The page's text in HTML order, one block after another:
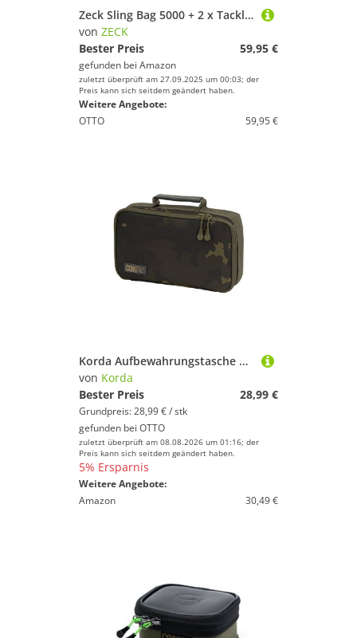
Zeck Sling Bag 5000 + 2 x Tackle Box WP M - Kunstködertasche für Wobbler & Gummifische, Angeltasche für Kunstköder, Tackletasche
von ZECK
Bester Preis
59,95 €
gefunden bei Amazon
zuletzt überprüft am 27.09.2025 um 00:03; der
Preis kann sich seitdem geändert haben.
Weitere Angebote:
OTTO
59,95 €
Korda Aufbewahrungstasche Korda Compac Buzz Bar Bag Medium Dark Kamo 30x17x6cm - Angeltasche
von Korda
Bester Preis
28,99 €
Grundpreis: 28,99 € / stk
gefunden bei OTTO
zuletzt überprüft am 08.08.2026 um 01:16; der
Preis kann sich seitdem geändert haben.
5% Ersparnis
Weitere Angebote:
Amazon
30,49 €